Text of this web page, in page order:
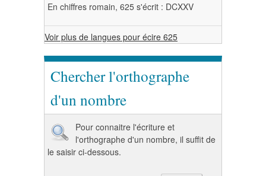
En chiffres romain, 625 s'écrit : DCXXV
Voir plus de langues pour écire 625
Chercher l'orthographe
d'un nombre
Pour connaitre l'écriture et
l'orthographe d'un nombre, il suffit de
le saisir ci-dessous.